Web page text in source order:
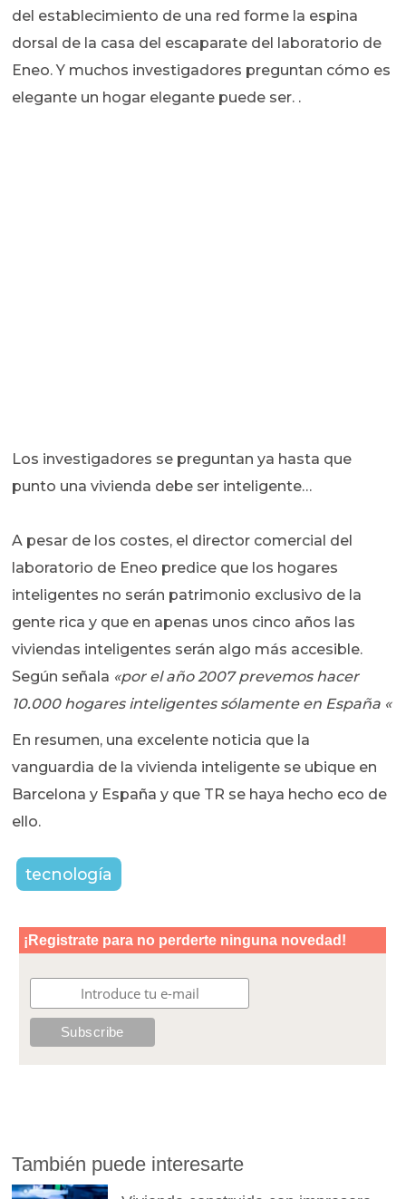
del establecimiento de una red forme la espina
dorsal de la casa del escaparate del laboratorio de
Eneo. Y muchos investigadores preguntan cómo es
elegante un hogar elegante puede ser. .
Los investigadores se preguntan ya hasta que
punto una vivienda debe ser inteligente…
A pesar de los costes, el director comercial del
laboratorio de Eneo predice que los hogares
inteligentes no serán patrimonio exclusivo de la
gente rica y que en apenas unos cinco años las
viviendas inteligentes serán algo más accesible.
Según señala «por el año 2007 prevemos hacer
10.000 hogares inteligentes sólamente en España «
En resumen, una excelente noticia que la
vanguardia de la vivienda inteligente se ubique en
Barcelona y España y que TR se haya hecho eco de
ello.
tecnología
También puede interesarte